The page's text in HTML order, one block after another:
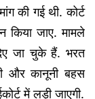
की गई थी. कोर्ट
किया जाए. मामले
जा चुके हैं. भरत
और कानूनी बहस
में लड़ी जाएगी.